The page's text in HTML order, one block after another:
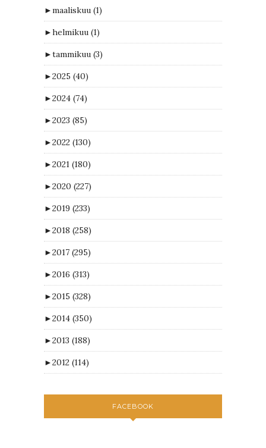
►maaliskuu (1)
►helmikuu (1)
►tammikuu (3)
►2025 (40)
►2024 (74)
►2023 (85)
►2022 (130)
►2021 (180)
►2020 (227)
►2019 (233)
►2018 (258)
►2017 (295)
►2016 (313)
►2015 (328)
►2014 (350)
►2013 (188)
►2012 (114)
FACEBOOK